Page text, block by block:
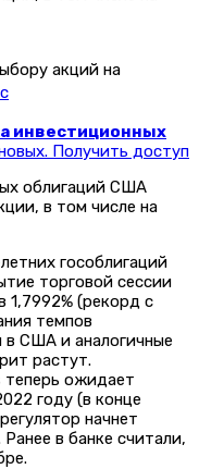
акций на
инвестиционных
Получить доступ
гособлигаций
торговой сессии
1,7992% (рекорд с
темпов
в США и аналогичные
растут.
теперь ожидает
году (в конце
начнет
в банке считали,